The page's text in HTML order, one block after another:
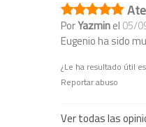
PorYazminel 05/
Eugenio ha sido
¿Le ha resultado útil
Reportar abuso
Ver todas las